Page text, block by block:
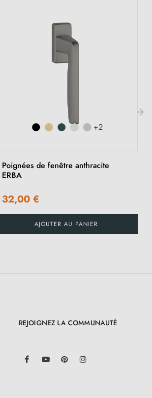
+2
Poignées de fenêtre anthracite
ERBA
32,00 €
AJOUTER AU PANIER
REJOIGNEZ LA COMMUNAUTÉ
FacebookYouTube Pinterest